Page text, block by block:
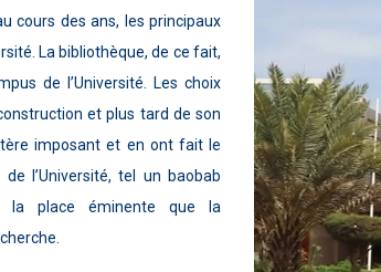
cours des ans, les principaux
La bibliothèque, de ce fait,
de l’Université. Les choix
et plus tard de son
imposant et en ont fait le
l’Université, tel un baobab
la place éminente que la